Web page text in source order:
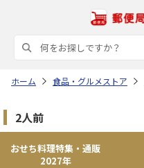
ホーム 食品・グルメストア
2人前
おせち料理特集・通販
2027年